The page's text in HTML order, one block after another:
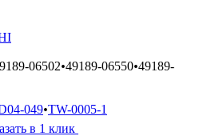
06502•49189-06550•49189-
049•TW-0005-1
в 1 клик